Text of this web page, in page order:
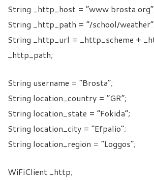
String _http_host =
String _http_path = “/school/
String _http_url = _http_scheme +
_http_path;
String username = “Brosta”;
String location_country = “GR”;
String location_state = “Fokida”;
String location_city = “Efpalio”;
String location_region = “Loggos”;
WiFiClient _http;